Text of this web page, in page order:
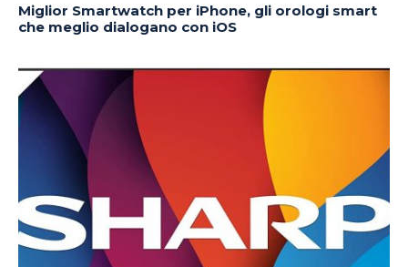
Miglior Smartwatch per iPhone, gli orologi smart
che meglio dialogano con iOS